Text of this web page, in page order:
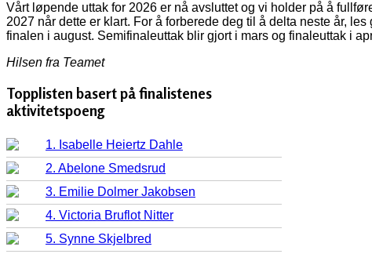
Vårt løpende uttak for 2026 er nå avsluttet og vi holder på å
2027 når dette er klart. For å forberede deg til å delta neste år,
finalen i august. Semifinaleuttak blir gjort i mars og finaleuttak i
Hilsen fra Teamet
Topplisten basert på finalistenes
aktivitetspoeng
1. Isabelle Heiertz Dahle
2. Abelone Smedsrud
3. Emilie Dolmer Jakobsen
4. Victoria Bruflot Nitter
5. Synne Skjelbred